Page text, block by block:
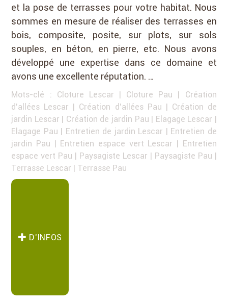
et la pose de terrasses pour votre habitat. Nous
sommes en mesure de réaliser des terrasses en
bois, composite, posite, sur plots, sur sols
souples, en béton, en pierre, etc. Nous avons
développé une expertise dans ce domaine et
avons une excellente réputation. …
Mots-clé : Cloture Lescar | Cloture Pau | Création
d'allées Lescar | Création d'allées Pau | Création de
jardin Lescar | Création de jardin Pau | Elagage Lescar |
Elagage Pau | Entretien de jardin Lescar | Entretien de
jardin Pau | Entretien espace vert Lescar | Entretien
espace vert Pau | Paysagiste Lescar | Paysagiste Pau |
Terrasse Lescar | Terrasse Pau
D’INFOS